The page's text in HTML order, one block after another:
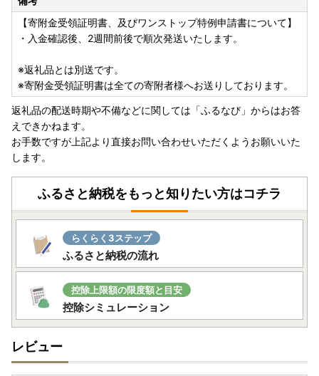
【ふるさと納税の対象となる地方団体の指定について】
沖縄市は令和7年9月26日付総務大臣通知「ふるさと納税の
法（昭和25年法律第226号）第37条の2第2項及び第314条の
7第2項の規定に基づき、ふるさと納税の対象となる地方団体
として指定されました。
指定対象期間は、令和7年10月1日から令和8年9月30日まで
です。
【寄附金受領証明書、及びワンストップ特例申請書について】
・入金確認後、2週間前後で順次発送いたします。
※返礼品とは別送です。
※寄附金受領証明書は全ての寄附者様へお送りしております。
返礼品の配送時期や不備などに関しては「ふるなび」からはお答
えできかねます。
お手数ですが上記より直接お問い合わせいただくようお願いいた
します。
ふるさと納税をもっと知りたい方はコチラ
らくらく3ステップ
ふるさと納税の流れ
控除上限額の限度額と目安
控除シミュレーション
レビュー